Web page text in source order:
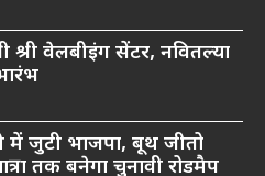
श्री वेलबीइंग सेंटर, नवितल्या
में जुटी भाजपा, बूथ जीतो
तक बनेगा चुनावी रोडमैप